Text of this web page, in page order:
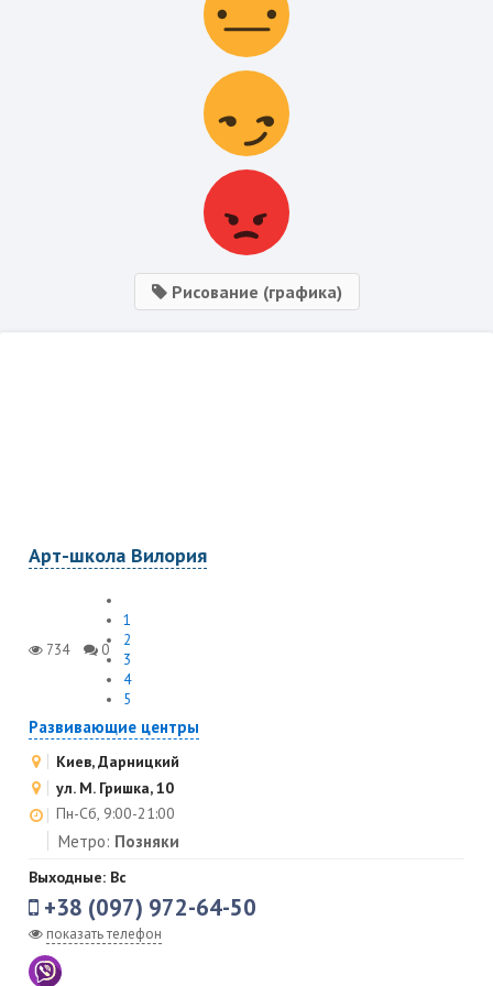
Рисование (графика)
Арт-школа Вилория
734 0
1
2
3
4
5
Развивающие центры
Киев, Дарницкий
ул. М. Гришка, 10
Пн-Сб, 9:00-21:00
Метро: Позняки
Выходные: Вс
+38 (097) 972-64-50
показать телефон